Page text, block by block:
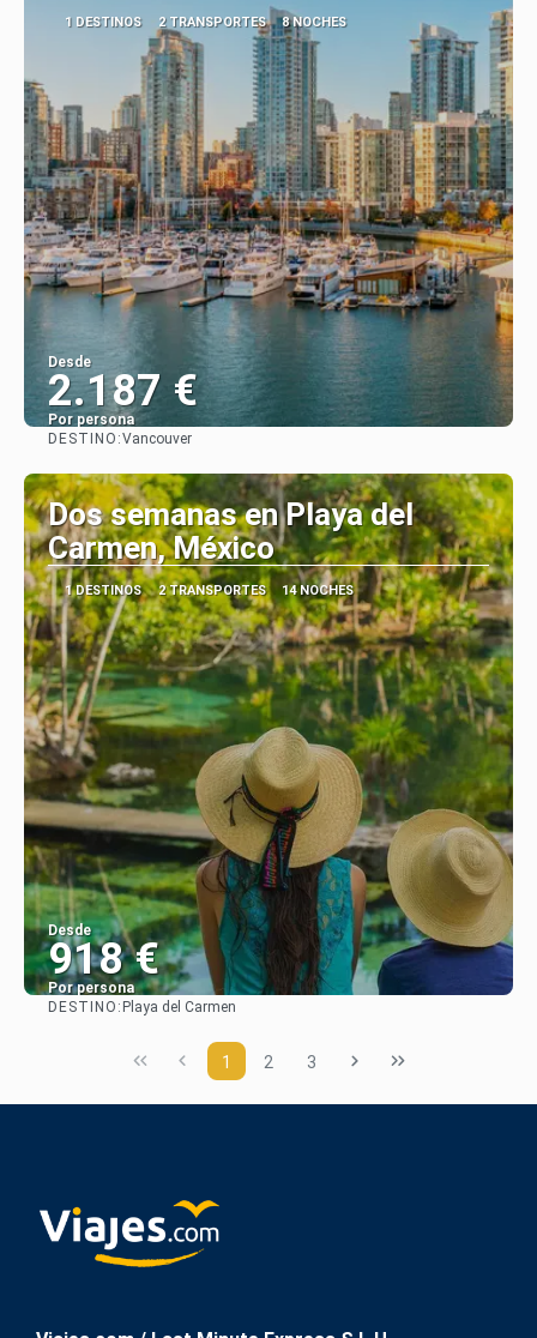
1 DESTINOS 2 TRANSPORTES 8 NOCHES
Desde
2.187 €
Por persona
DESTINO:Vancouver
Dos semanas en Playa del
Carmen, México
1 DESTINOS 2 TRANSPORTES 14 NOCHES
Desde
918 €
Por persona
DESTINO: Playa del Carmen
1 2 3